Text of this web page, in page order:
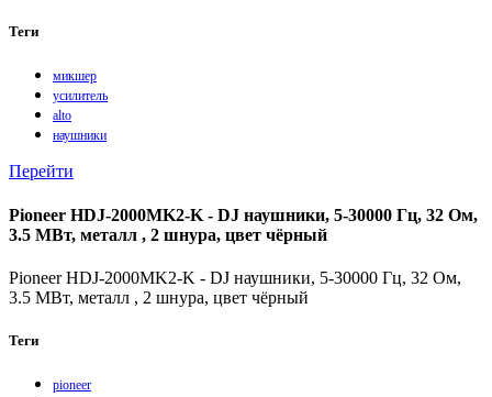
Теги
микшер
усилитель
alto
наушники
Перейти
Pioneer HDJ-2000MK2-K - DJ наушники, 5-30000 Гц, 32 Ом,
3.5 МВт, металл , 2 шнура, цвет чёрный
Pioneer HDJ-2000MK2-K - DJ наушники, 5-30000 Гц, 32 Ом,
3.5 МВт, металл , 2 шнура, цвет чёрный
Теги
pioneer